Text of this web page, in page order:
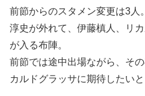
前節からのスタメン変更は3人
淳史が外れて、伊藤槙人、リ
が入る布陣。
前節では途中出場ながら、そ
カルドグラッサに期待したいと